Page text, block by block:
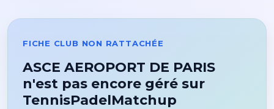
FICHE CLUB NON RATTACHÉE
ASCE AEROPORT DE PARIS
n'est pas encore géré sur
TennisPadelMatchup